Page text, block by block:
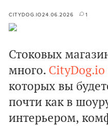
CITYDOG.IO24.06.2026 1
Стоковых
много. CityDog.io
которых вы
почти как в
интерьером,